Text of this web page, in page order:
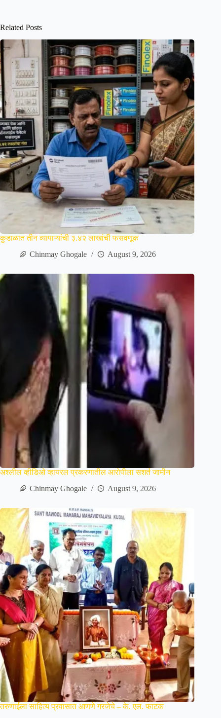
Related Posts
कुडाळात तीन व्यापाऱ्यांची ३.४२ लाखांची फसवणूक
Chinmay Ghogale
August 9, 2026
अश्लील व्हीडिओ व्हायरल प्रकरणातील आरोपीला सशर्त जामीन
Chinmay Ghogale
August 9, 2026
तरुणाईला साहित्य प्रवासात आणणे गरजेचे – के. एल. फाटक